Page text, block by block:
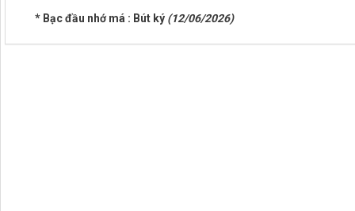
* Bạc đầu nhớ má : Bút ký (12/06/2026)